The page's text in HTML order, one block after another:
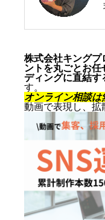
株式会社キングプ
ントを丸ごとお
ディングに直結す
す。
オンライン相談は
動画で表現し、拡